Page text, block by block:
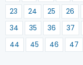
23
24 25 26
34
35 36 37
44
45 46 47